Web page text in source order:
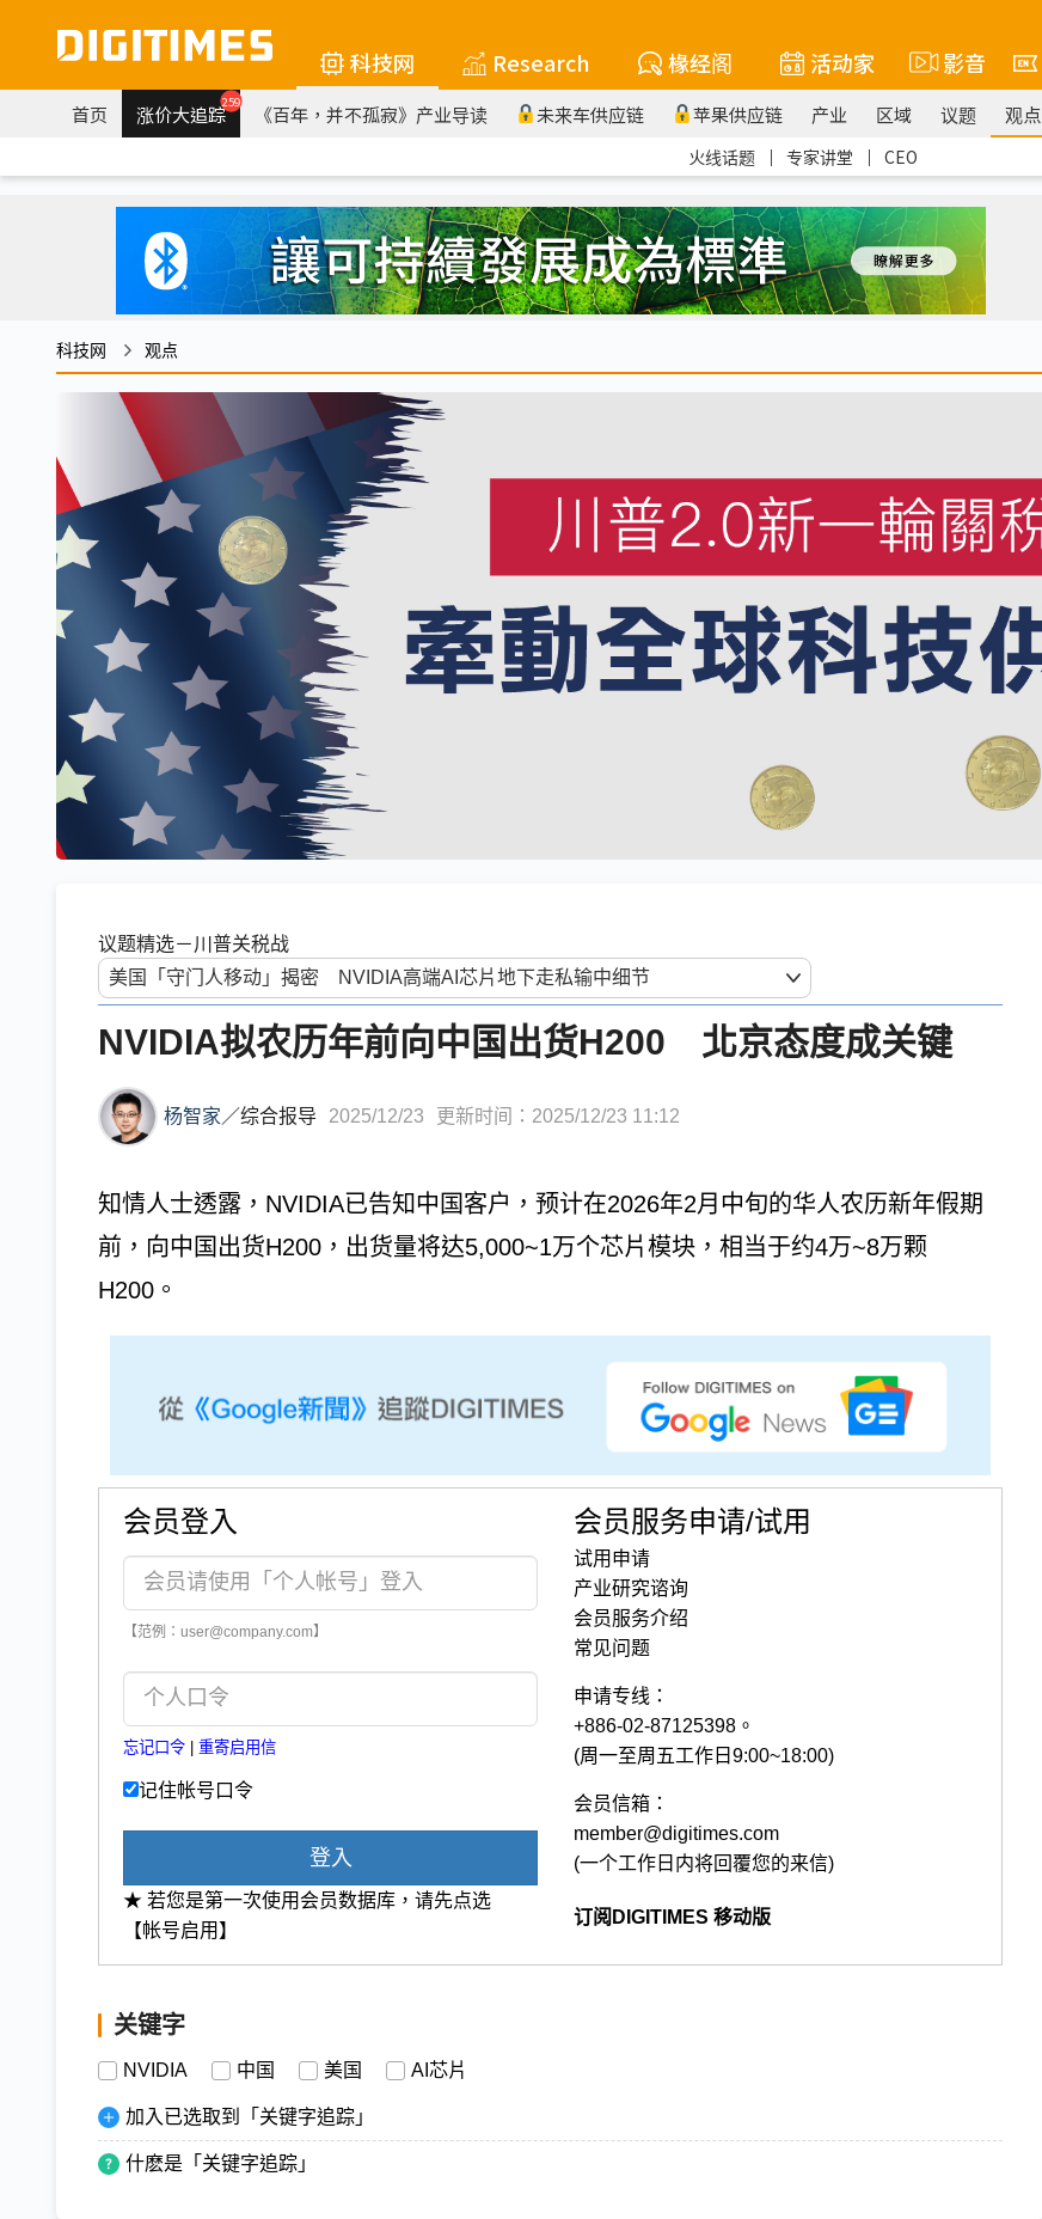
科技网 Research 椽经阁 活动家 影音
首页 涨价大追踪259 《百年，并不孤寂》产业导读 未来车供应链 苹果供应链 产业 区域 议题 观点
火线话题 ｜ 专家讲堂 ｜ CEO
科技网 观点
议题精选－川普关税战
NVIDIA拟农历年前向中国出货H200 北京态度成关键
杨智家 ／综合报导 2025/12/23 更新时间：2025/12/23 11:12
知情人士透露，NVIDIA已告知中国客户，预计在2026年2月中旬的华人农历新年假期
前，向中国出货H200，出货量将达5,000~1万个芯片模块，相当于约4万~8万颗
H200。
会员登入
【范例：user@company.com】
忘记口令 | 重寄启用信
记住帐号口令
登入
★ 若您是第一次使用会员数据库，请先点选
【帐号启用】
会员服务申请/试用
试用申请
产业研究谘询
会员服务介绍
常见问题
申请专线：
+886-02-87125398。
(周一至周五工作日9:00~18:00)
会员信箱：
member@digitimes.com
(一个工作日内将回覆您的来信)
订阅DIGITIMES 移动版
关键字
NVIDIA 中国 美国 AI芯片
加入已选取到「关键字追踪」
什麽是「关键字追踪」